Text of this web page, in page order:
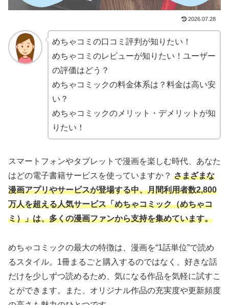
2026.07.28
めちゃコミの口コミ評判が知りたい！
めちゃコミのレビューが知りたい！ユーザー
の評価はどう？
めちゃコミックの料金体系は？料金は高い安
い？
めちゃコミックのメリット・デメリットが知
りたい！
スマートフォンやタブレットで漫画を楽しむ時代、あなた
はどの電子書籍サービスを使っていますか？ さまざまな
漫画アプリやサービスが登場する中、月間利用者数2,800
万人を超える人気サービス「めちゃコミック（めちゃコ
ミ）」は、多くの漫画ファンから支持を集めています。
めちゃコミックの最大の特徴は、漫画を“1話単位”で読め
るスタイル。1冊まるごと購入するのではなく、好きな話
だけを少しずつ読めるため、気になる作品を気軽に試すこ
とができます。また、オリジナル作品の充実度や更新頻度